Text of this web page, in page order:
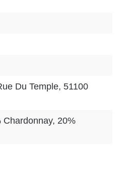
Du Temple, 51100
Chardonnay, 20%